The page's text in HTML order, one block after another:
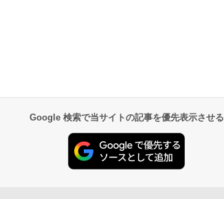
Google 検索で当サイトの記事を優先表示させる